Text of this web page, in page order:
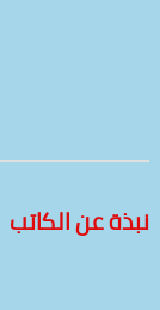
نبذة عن الكاتب